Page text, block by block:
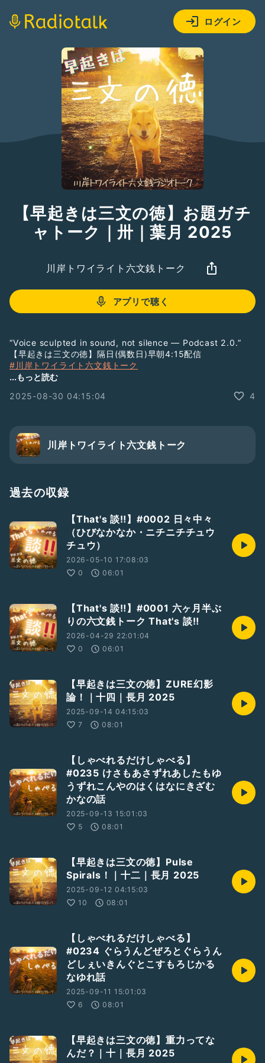
ログイン
【早起きは三文の徳】お題ガチ
ャトーク｜卅｜葉月 2025
川岸トワイライト六文銭トーク
アプリで聴く
“Voice sculpted in sound, not silence — Podcast 2.0.”
【早起きは三文の徳】隔日(偶数日)早朝4:15配信
#川岸トワイライト六文銭トーク
▶︎ 総集編PL
https://www.patreon.com/campus6214/chats
＿＿
LISTENで番組をフォローすると音声をテキストで読むことが
￣￣
#ラジオトークはじめます
#墓まで持っていけなかった話
#ここが人生の分岐点
#臨終まで生きる以外にやることがない
￣￣
RadiotalkのほかSpotify, ApplePodcasts, AmazonMusic,
YouTubeなどで聴くことができます。
https://radiotalk.jp/program/137267
...もっと読む
2025-08-30 04:15:04
4
川岸トワイライト六文銭トーク
過去の収録
【That's 談‼️】#0002 日々中々
（ひびなかなか・ニチニチチュウ
チュウ）
2026-05-10 17:08:03
0
06:01
【That's 談‼️】#0001 六ヶ月半ぶ
りの六文銭トーク That's 談‼️
2026-04-29 22:01:04
0
06:01
【早起きは三文の徳】ZURE幻影
論！｜十四｜長月 2025
2025-09-14 04:15:03
7
08:01
【しゃべれるだけしゃべる】
#0235 けさもあさずれあしたもゆ
うずれこんやのはくはなにきざむ
かなの話
2025-09-13 15:01:03
5
08:01
【早起きは三文の徳】Pulse
Spirals！｜十二｜長月 2025
2025-09-12 04:15:03
10
08:01
【しゃべれるだけしゃべる】
#0234 ぐらうんどぜろとぐらうん
どしぇいきんぐとこすもろじかる
なゆれ話
2025-09-11 15:01:03
6
08:01
【早起きは三文の徳】重力ってな
んだ？｜十｜長月 2025